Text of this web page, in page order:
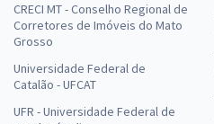
CRECI MT - Conselho Regional de
Corretores de Imóveis do Mato
Grosso
Universidade Federal de
Catalão - UFCAT
UFR - Universidade Federal de